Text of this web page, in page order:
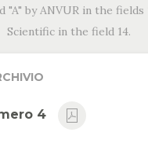
"A" by ANVUR in the fields
Scientific in the field 14.
4